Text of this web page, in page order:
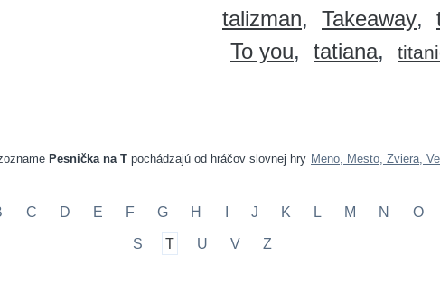
talizman
Takeaway
To you
tatiana
Pesnička na T pochádzajú od hráčov slovnej hry Meno, Mesto, Zviera,
C D E F G H J K L M N O
S T U V Z